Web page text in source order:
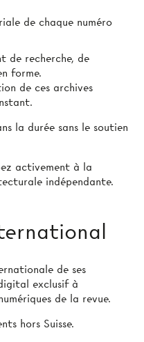
de chaque numéro
de recherche, de
forme.
de ces archives
la durée sans le soutien
activement à la
indépendante.
de ses
exclusif à
de la revue.
hors Suisse.